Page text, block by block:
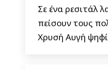
Σε ένα ρεσιτάλ
πείσουν τους
Χρυσή Αυγή